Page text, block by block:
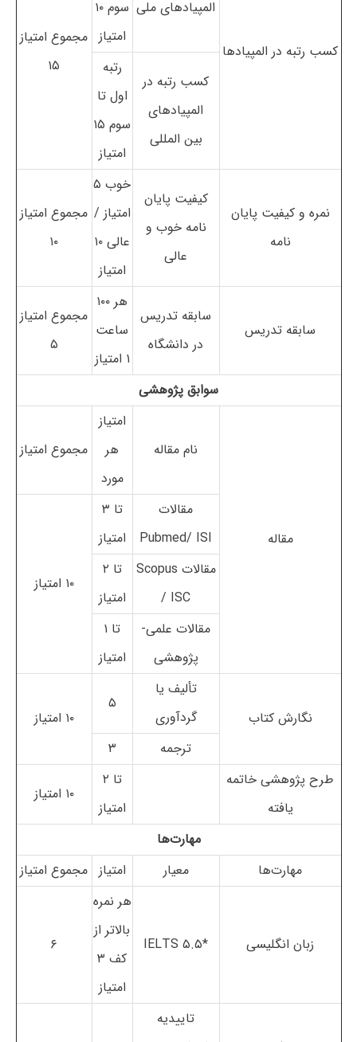
کسب رتبه در المپیادها
المپیادهای ملی
سوم ۱۰
امتیاز مجموع امتیاز
۱۵
کسب رتبه در
المپیادهای
بین المللی
رتبه
اول تا
سوم ۱۵
امتیاز
نمره و کیفیت پایان
نامه
کیفیت پایان
نامه خوب و
عالی
خوب ۵
امتیاز /
عالی ۱۰
امتیاز
مجموع امتیاز
۱۰
سابقه تدریس
سابقه تدریس
در دانشگاه
هر ۱۰۰
ساعت
۱ امتیاز
مجموع امتیاز
۵
سوابق پژوهشی
مقاله
نام مقاله
امتیاز
هر
مورد
مجموع امتیاز
مقالات
Pubmed/ ISI
تا ۳
امتیاز
۱۰ امتیاز
مقالات Scopus
/ ISC
تا ۲
امتیاز
مقالات علمی-
پژوهشی
تا ۱
امتیاز
نگارش کتاب
تألیف یا
گردآوری
۵
۱۰ امتیاز
ترجمه
۳
طرح پژوهشی خاتمه
یافته
تا ۲
امتیاز
۱۰ امتیاز
مهارت‌ها
مهارت‌ها
معیار امتیاز مجموع امتیاز
زبان انگلیسی *IELTS ۵.۵
هر نمره
بالاتر از
کف ۳
امتیاز
۶
تاییدیه